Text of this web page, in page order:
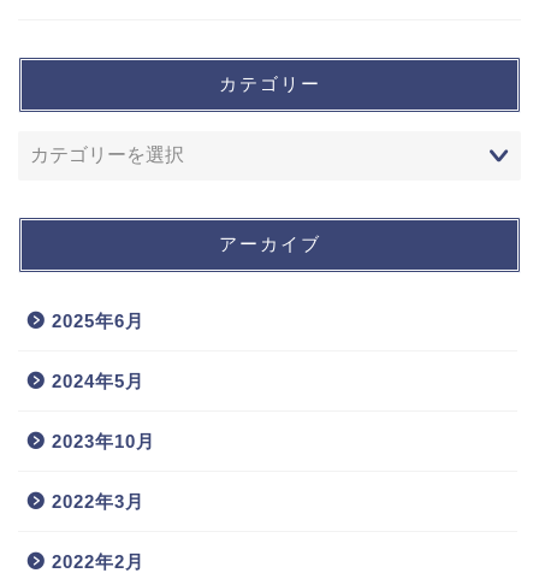
カテゴリー
アーカイブ
2025年6月
2024年5月
2023年10月
2022年3月
2022年2月